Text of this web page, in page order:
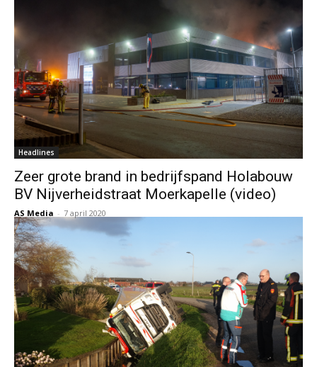
Headlines
Zeer grote brand in bedrijfspand Holabouw
BV Nijverheidstraat Moerkapelle (video)
AS Media - 7 april 2020